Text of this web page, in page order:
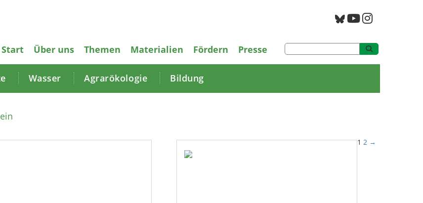
Start Über uns Themen Materialien Fördern Presse
Wasser Agrarökologie Bildung
1 2 →